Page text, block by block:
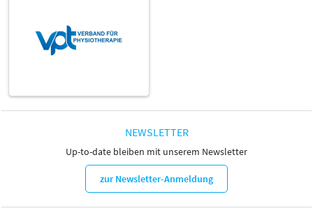
NEWSLETTER
Up-to-date bleiben mit unserem Newsletter
zur Newsletter-Anmeldung